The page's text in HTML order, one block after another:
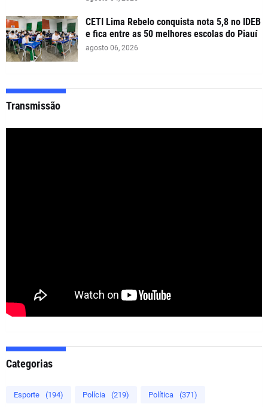
CETI Lima Rebelo conquista nota 5,8 no IDEB
e fica entre as 50 melhores escolas do Piauí
agosto 06, 2026
Transmissão
Categorias
Esporte (194) Polícia (219) Política (371)